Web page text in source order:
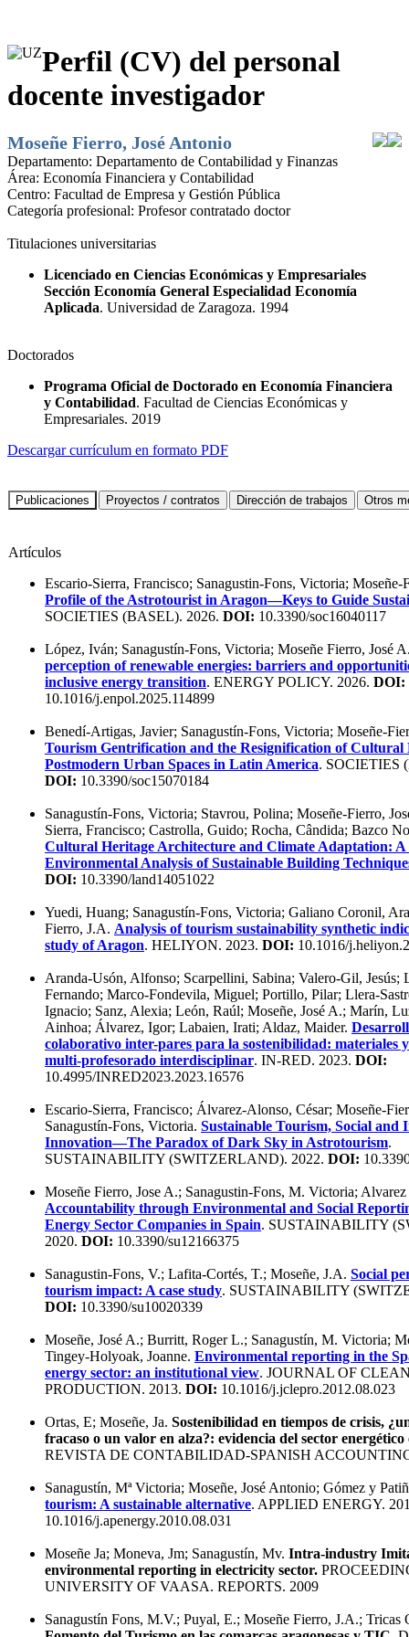
Perfil (CV) del personal
docente investigador
Moseñe Fierro, José Antonio
Departamento: Departamento de Contabilidad y Finanzas
Área: Economía Financiera y Contabilidad
Centro: Facultad de Empresa y Gestión Pública
Categoría profesional: Profesor contratado doctor
Titulaciones universitarias
Licenciado en Ciencias Económicas y Empresariales
Sección Economía General Especialidad Economía
Aplicada. Universidad de Zaragoza. 1994
Doctorados
Programa Oficial de Doctorado en Economía Financiera
y Contabilidad. Facultad de Ciencias Económicas y
Empresariales. 2019
Descargar currículum en formato PDF
Artículos
Escario-Sierra, Francisco; Sanagustin-Fons, Victoria;
Profile of the Astrotourist in Aragon—Keys to Guide
SOCIETIES (BASEL). 2026. DOI: 10.3390/soc16040117
López, Iván; Sanagustín-Fons, Victoria; Moseñe Fierro, José
perception of renewable energies: barriers and
inclusive energy transition. ENERGY POLICY. 2026. DOI:
10.1016/j.enpol.2025.114899
Benedí-Artigas, Javier; Sanagustín-Fons, Victoria; Moseñe-
Tourism Gentrification and the Resignification of Cultural
Postmodern Urban Spaces in Latin America. SOCIETIES
DOI: 10.3390/soc15070184
Sanagustín-Fons, Victoria; Stavrou, Polina; Moseñe-Fierro,
Sierra, Francisco; Castrolla, Guido; Rocha, Cândida; Bazco
Cultural Heritage Architecture and Climate Adaptation: A
Environmental Analysis of Sustainable Building
DOI: 10.3390/land14051022
Yuedi, Huang; Sanagustín-Fons, Victoria; Galiano Coronil,
Fierro, J.A. Analysis of tourism sustainability synthetic
study of Aragon. HELIYON. 2023. DOI: 10.1016/
Aranda-Usón, Alfonso; Scarpellini, Sabina; Valero-Gil, Jesús;
Fernando; Marco-Fondevila, Miguel; Portillo, Pilar; Llera-
Ignacio; Sanz, Alexia; León, Raúl; Moseñe, José A.; Marín,
Ainhoa; Álvarez, Igor; Labaien, Irati; Aldaz, Maider.
colaborativo inter-pares para la sostenibilidad: materiales
multi-profesorado interdisciplinar. IN-RED. 2023. DOI:
10.4995/INRED2023.2023.16576
Escario-Sierra, Francisco; Álvarez-Alonso, César; Moseñe-
Sanagustín-Fons, Victoria. Sustainable Tourism, Social and
Innovation—The Paradox of Dark Sky in Astrotourism.
SUSTAINABILITY (SWITZERLAND). 2022. DOI:
Moseñe Fierro, Jose A.; Sanagustin-Fons, M. Victoria;
Accountability through Environmental and Social
Energy Sector Companies in Spain. SUSTAINABILITY
2020. DOI: 10.3390/su12166375
Sanagustin-Fons, V.; Lafita-Cortés, T.; Moseñe, J.A. Social
tourism impact: A case study. SUSTAINABILITY
DOI: 10.3390/su10020339
Moseñe, José A.; Burritt, Roger L.; Sanagustín, M. Victoria;
Tingey-Holyoak, Joanne. Environmental reporting in the
energy sector: an institutional view. JOURNAL OF
PRODUCTION. 2013. DOI: 10.1016/j.jclepro.2012.08.023
Ortas, E; Moseñe, Ja. Sostenibilidad en tiempos de crisis,
fracaso o un valor en alza?: evidencia del sector energético
REVISTA DE CONTABILIDAD-SPANISH
Sanagustín, Mª Victoria; Moseñe, José Antonio; Gómez y
tourism: A sustainable alternative. APPLIED ENERGY.
10.1016/j.apenergy.2010.08.031
Moseñe Ja; Moneva, Jm; Sanagustín, Mv. Intra-industry
environmental reporting in electricity sector.
UNIVERSITY OF VAASA. REPORTS. 2009
Sanagustín Fons, M.V.; Puyal, E.; Moseñe Fierro, J.A.; Tricas